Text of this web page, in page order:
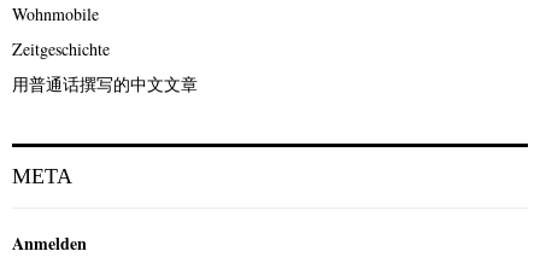
Wohnmobile
Zeitgeschichte
用普通话撰写的中文文章
META
Anmelden